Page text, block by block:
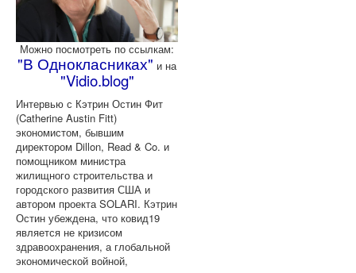
Можно посмотреть по ссылкам:
"В Однокласниках" и на
"Vidio.blog"
Интервью с Кэтрин Остин Фит
(Catherine Austin Fitt)
экономистом, бывшим
директором Dillon, Read & Co. и
помощником министра
жилищного строительства и
городского развития США и
автором проекта SOLARI. Кэтрин
Остин убеждена, что ковид19
является не кризисом
здравоохранения, а глобальной
экономической войной,